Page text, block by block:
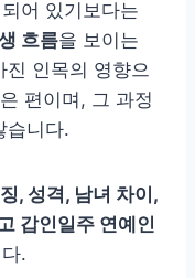
어 있기보다는
흐름을 보이는
인목의 영향으
편이며, 그 과정
습니다.
, 성격, 남녀 차이,
갑인일주 연예인
.